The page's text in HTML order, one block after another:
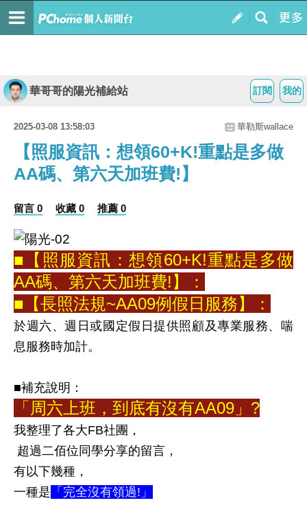
我的
訂閱
華哥哥的陽光補給站
2025-03-08 13:58:03 華勒斯wallace
【照服資訊：想領60+K!重點是多做
AA碼、第六天加班費!】
留言 0 收藏 0 推薦 0
■【照服資訊：想領60+K!重點是多做
AA碼、第六天加班費!】：
■【長照法規~AA09例假日服務】：
於週六、週日或國定假日提供照顧及專業服務、喘
息服務時加計。
■補充說明：
「周六上班，到底有沒有AA09」?
我整理了各大FB社團，
超過二佰位同學分享的留言，
有以下幾種，
一種是 「完全沒有領過!」